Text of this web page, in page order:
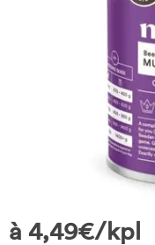
à 4,49€/kpl